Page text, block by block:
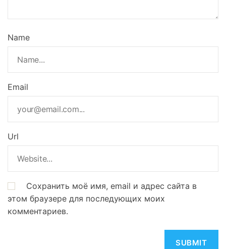
Name
Email
Url
Сохранить моё имя, email и адрес сайта в
этом браузере для последующих моих
комментариев.